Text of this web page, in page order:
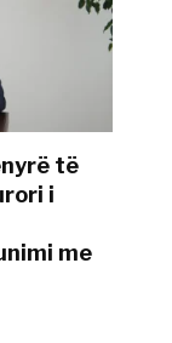
të
i
me